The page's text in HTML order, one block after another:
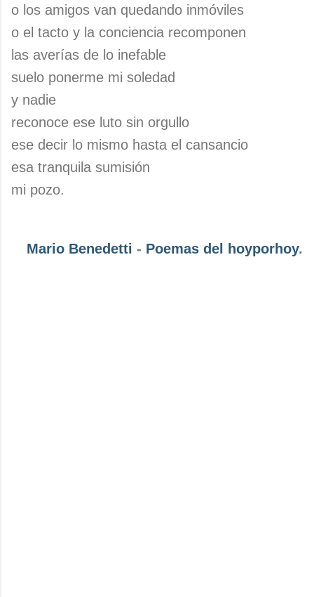
o los amigos van quedando inmóviles
o el tacto y la conciencia recomponen
las averías de lo inefable
suelo ponerme mi soledad
y nadie
reconoce ese luto sin orgullo
ese decir lo mismo hasta el cansancio
esa tranquila sumisión
mi pozo.
Mario Benedetti - Poemas del hoyporhoy.